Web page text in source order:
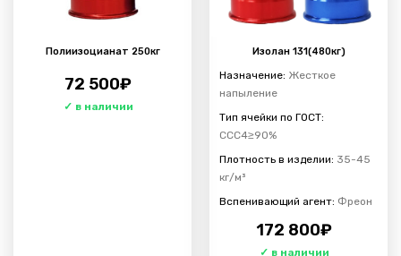
Полиизоцианат 250кг
72 500₽
Изолан 131(480кг)
Назначение: Жесткое
напыление
Тип ячейки по ГОСТ:
ССС4≥90%
Плотность в изделии: 35-45
кг/м³
Вспенивающий агент: Фреон
172 800₽